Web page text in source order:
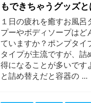
もできちゃうグッズと
１日の疲れを癒すお風呂
プーやボディソープはど
ていますか？ポンプタイ
タイプが主流ですが、詰
得になることが多いです
と詰め替えだと容器の ...